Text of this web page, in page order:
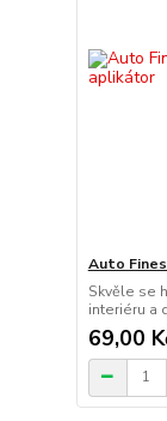
Auto
Skvěle se
interiéru a
69,00